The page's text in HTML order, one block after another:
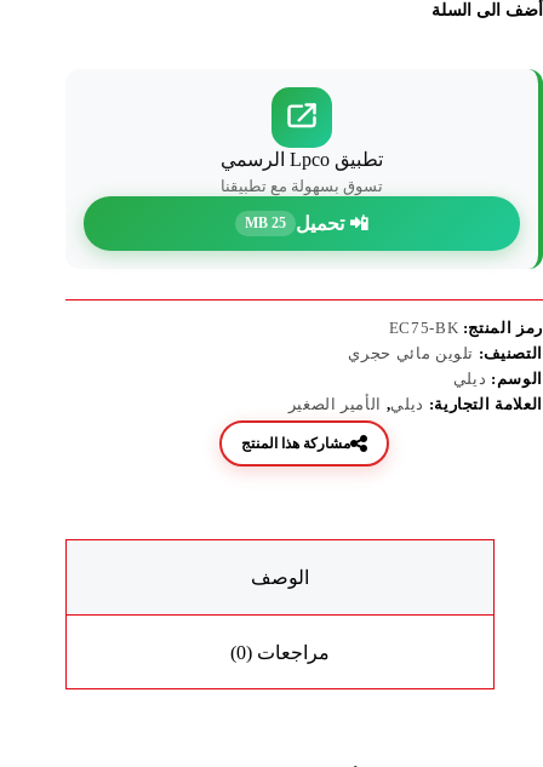
أضف الى السلة
تطبيق Lpco الرسمي
تسوق بسهولة مع تطبيقنا
📲 تحميل 25 MB
رمز المنتج: EC75-BK
التصنيف: تلوين مائي حجري
الوسم: ديلي
العلامة التجارية: ديلي, الأمير الصغير
مشاركة هذا المنتج
الوصف
مراجعات (0)